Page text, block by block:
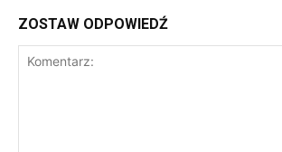
ZOSTAW ODPOWIEDŹ